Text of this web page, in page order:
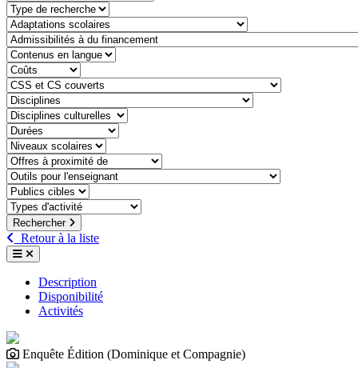
Type de recherche
adaptation-scolaire
admissibilite-a-du-financement
contenu-en-langue
cout
css-et-cs-couvert
discipline
discipline-culturelle
duree
niveaux-scolaires
offre-a-proximite-de
outil-pour-lenseignant
public-cible
type-dactivite
Rechercher
Retour à la liste
Description
Disponibilité
Activités
Enquête Édition (Dominique et Compagnie)